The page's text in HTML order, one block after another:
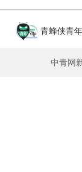
会前，智能
车间，挨个
法？”一条条
青蜂侠青
中青网